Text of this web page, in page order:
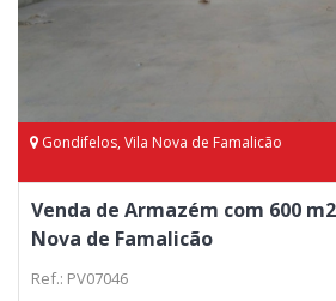
Gondifelos, Vila Nova de Famalicão
Venda de Armazém com 600
Nova de Famalicão
Ref.: PV07046